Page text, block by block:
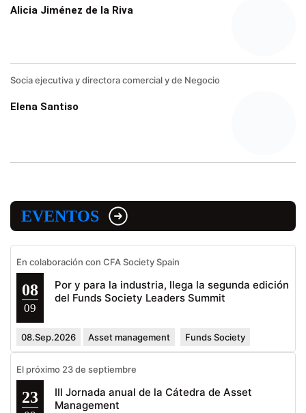
Alicia Jiménez de la Riva
Socia ejecutiva y directora comercial y de Negocio
Elena Santiso
EVENTOS
En colaboración con CFA Society Spain
08
09
Por y para la industria, llega la segunda edición
del Funds Society Leaders Summit
08.Sep.2026 Asset management Funds Society
El próximo 23 de septiembre
23
III Jornada anual de la Cátedra de Asset
Management